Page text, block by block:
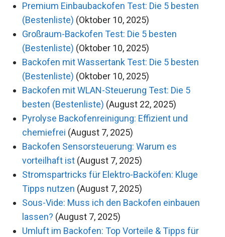
Premium Einbaubackofen Test: Die 5 besten
(Bestenliste) (Oktober 10, 2025)
Großraum-Backofen Test: Die 5 besten
(Bestenliste) (Oktober 10, 2025)
Backofen mit Wassertank Test: Die 5 besten
(Bestenliste) (Oktober 10, 2025)
Backofen mit WLAN-Steuerung Test: Die 5
besten (Bestenliste) (August 22, 2025)
Pyrolyse Backofenreinigung: Effizient und
chemiefrei (August 7, 2025)
Backofen Sensorsteuerung: Warum es
vorteilhaft ist (August 7, 2025)
Stromspartricks für Elektro-Backöfen: Kluge
Tipps nutzen (August 7, 2025)
Sous-Vide: Muss ich den Backofen einbauen
lassen? (August 7, 2025)
Umluft im Backofen: Top Vorteile & Tipps für